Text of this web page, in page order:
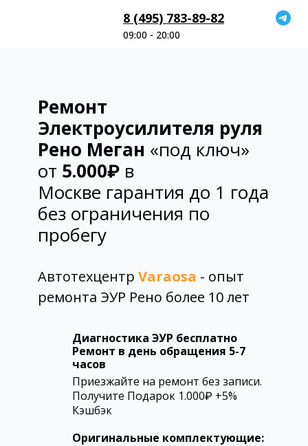
8 (495) 783-89-82
09:00 - 20:00
Ремонт
Электроусилителя руля
Рено Меган «под ключ»
от 5.000₽ в
Москве гарантия до 1 года
без ограничения по
пробегу
Автотехцентр Varaosa - опыт
ремонта ЭУР Рено более 10 лет
Диагностика ЭУР бесплатно
Ремонт в день обращения 5-7
часов
Приезжайте на ремонт без записи.
Получите Подарок 1.000₽ +5%
Кэшбэк
Оригинальные комплектующие: